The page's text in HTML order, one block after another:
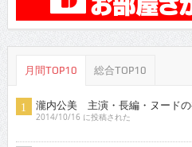
月間TOP10 総合TOP10
瀧内公美 主演・長編・ヌードの
2014/10/16 に投稿された
雨宮留菜さん 「ミスヤンチャン
2016/5/16 に投稿された